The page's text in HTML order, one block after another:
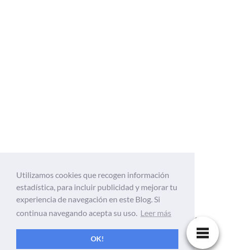
Web Tecnológica enfocada al mundo de la
tecnología, Informatica, aplicaciones,
android, gadgets, móviles, tutoriales, ciencia
y Internet
Utilizamos cookies que recogen información
estadística, para incluir publicidad y mejorar tu
experiencia de navegación en este Blog. Si
continua navegando acepta su uso. Leer más
OK!